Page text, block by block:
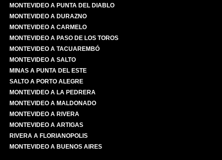
MONTEVIDEO A PUNTA DEL DIABLO
MONTEVIDEO A DURAZNO
MONTEVIDEO A CARMELO
MONTEVIDEO A PASO DE LOS TOROS
MONTEVIDEO A TACUAREMBÓ
MONTEVIDEO A SALTO
MINAS A PUNTA DEL ESTE
SALTO A PORTO ALEGRE
MONTEVIDEO A LA PEDRERA
MONTEVIDEO A MALDONADO
MONTEVIDEO A RIVERA
MONTEVIDEO A ARTIGAS
RIVERA A FLORIANOPOLIS
MONTEVIDEO A BUENOS AIRES